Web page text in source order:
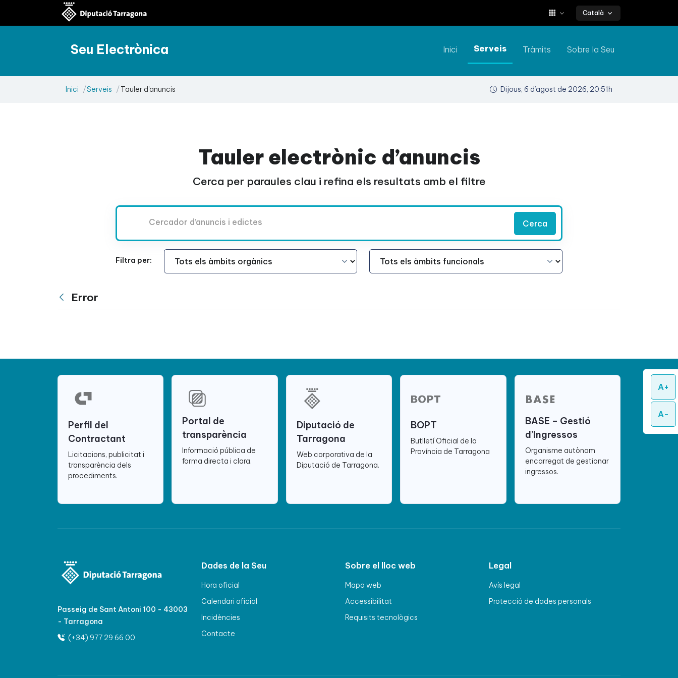
A+
A-
Català
Seu Electrònica Inici Serveis Tràmits Sobre la Seu
Inici Serveis Tauler d'anuncis Dijous, 6 d’agost de 2026, 20:51h
Tauler electrònic d’anuncis
Cerca per paraules clau i refina els resultats amb el filtre
Cerca
Filtra per:
Àmbit Funcional Àmbit Funcional
Vés enrere
Error
Perfil del
Contractant
Licitacions, publicitat i
transparència dels
procediments.
Portal de
transparència
Informació pública de
forma directa i clara.
Diputació de
Tarragona
Web corporativa de la
Diputació de Tarragona.
BOPT
Butlletí Oficial de la
Província de Tarragona
BASE – Gestió
d’Ingressos
Organisme autònom
encarregat de gestionar
ingressos.
Passeig de Sant Antoni 100 - 43003
- Tarragona
(+34) 977 29 66 00
Dades de la Seu
Hora oficial
Calendari oficial
Incidències
Contacte
Sobre el lloc web
Mapa web
Accessibilitat
Requisits tecnològics
Legal
Avís legal
Protecció de dades personals